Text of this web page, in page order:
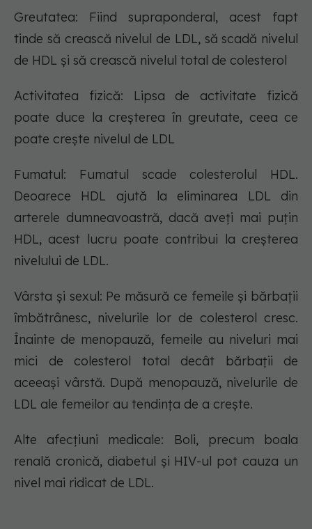
Greutatea: Fiind supraponderal, acest fapt
tinde să crească nivelul de LDL, să scadă nivelul
de HDL și să crească nivelul total de colesterol
Activitatea fizică: Lipsa de activitate fizică
poate duce la creșterea în greutate, ceea ce
poate crește nivelul de LDL
Fumatul: Fumatul scade colesterolul HDL.
Deoarece HDL ajută la eliminarea LDL din
arterele dumneavoastră, dacă aveți mai puțin
HDL, acest lucru poate contribui la creșterea
nivelului de LDL.
Vârsta și sexul: Pe măsură ce femeile și bărbații
îmbătrânesc, nivelurile lor de colesterol cresc.
Înainte de menopauză, femeile au niveluri mai
mici de colesterol total decât bărbații de
aceeași vârstă. După menopauză, nivelurile de
LDL ale femeilor au tendința de a crește.
Alte afecțiuni medicale: Boli, precum boala
renală cronică, diabetul și HIV-ul pot cauza un
nivel mai ridicat de LDL.